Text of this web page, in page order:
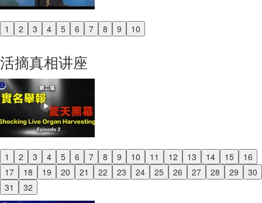
1 2 3 4 5 6 7 8 9 10
Previous
活摘真相讲座
1 2 3 4 5 6 7 8 9 10 11 12 13 14 15
16
17
18 19 20 21 22 23 24 25 26 27 28 29
30
31
32
Previous
Next